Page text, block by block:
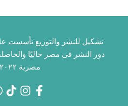
دور النشر فى مصر حاليًا
مصرية ٢٠٢٢